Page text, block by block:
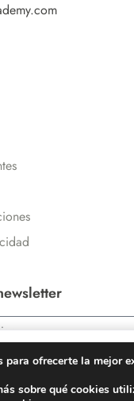
USD $55,57
para ofrecerte la mejor
sobre qué cookies